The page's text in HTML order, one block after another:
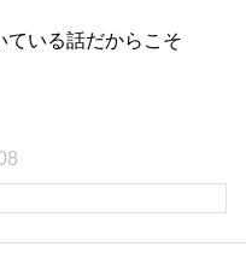
ている話だからこそ